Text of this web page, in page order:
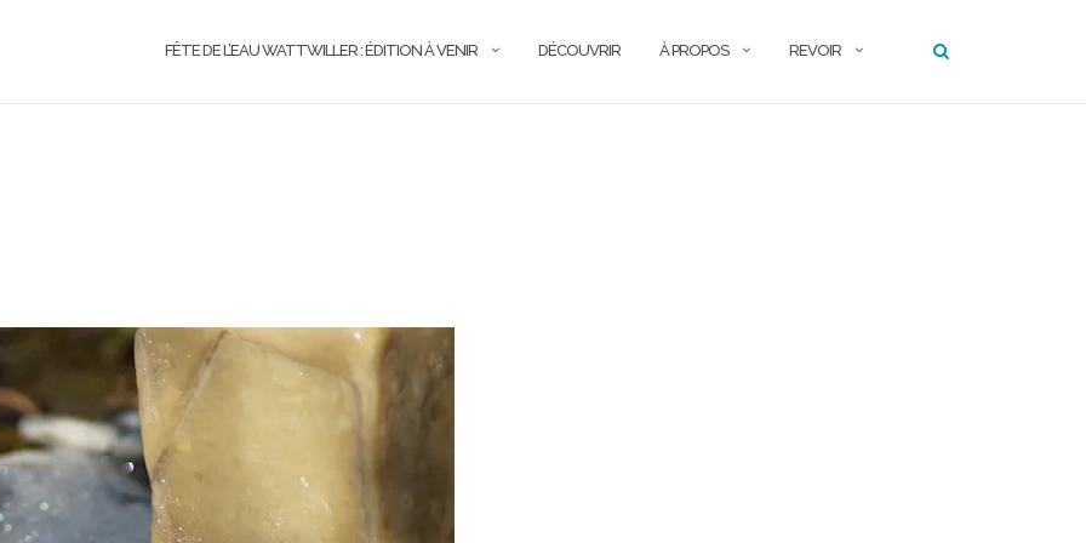
FÊTE DE L’EAU WATTWILLER : ÉDITION À VENIR DÉCOUVRIR À PROPOS REVOIR